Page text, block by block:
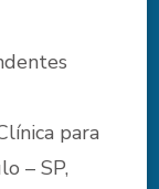
para
– SP,